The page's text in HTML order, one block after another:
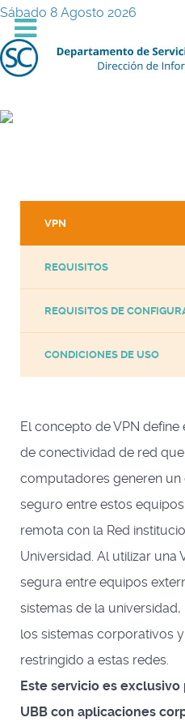
Sábado 8 Agosto 2026
VPN
REQUISITOS
REQUISITOS DE
CONDICIONES DE USO
El concepto de VPN
de conectividad de red
computadores generen
seguro entre estos
remota con la Red
Universidad. Al utilizar una
segura entre equipos
sistemas de la
los sistemas corporativos
restringido a estas redes.
Este servicio es
UBB con aplicaciones